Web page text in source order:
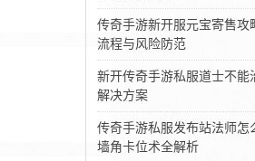
传奇手游新开服元宝寄售攻
流程与风险防范
新开传奇手游私服道士不能
解决方案
传奇手游私服发布站法师怎
墙角卡位术全解析